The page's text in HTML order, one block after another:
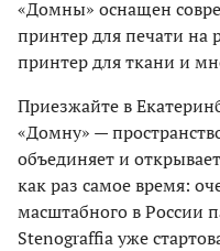
«Домны» оснащен
принтер для печати на
принтер для ткани и
Приезжайте в
«Домну» —
объединяет и
как раз самое время:
масштабного в России
Stenograffia уже